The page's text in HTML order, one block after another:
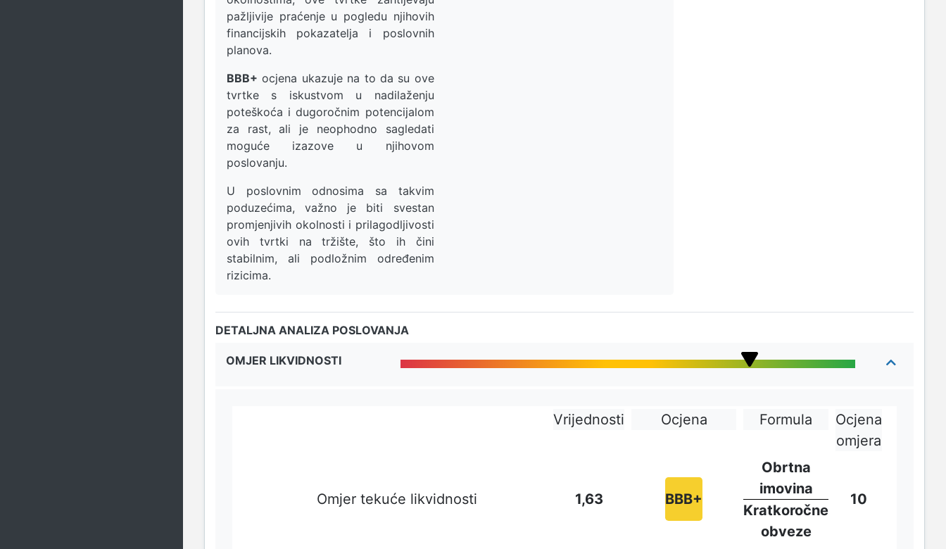
pažljivije praćenje u pogledu njihovih
financijskih pokazatelja i poslovnih
planova.
BBB+ ocjena ukazuje na to da su ove
tvrtke s iskustvom u nadilaženju
poteškoća i dugoročnim potencijalom
za rast, ali je neophodno sagledati
moguće izazove u njihovom
poslovanju.
U poslovnim odnosima sa takvim
poduzećima, važno je biti svestan
promjenjivih okolnosti i prilagodljivosti
ovih tvrtki na tržište, što ih čini
stabilnim, ali podložnim određenim
rizicima.
DETALJNA ANALIZA POSLOVANJA
OMJER LIKVIDNOSTI
Vrijednosti Ocjena Formula
Ocjena
omjera
Omjer tekuće likvidnosti 1,63 BBB+
Obrtna
imovina
Kratkoročne
obveze
10